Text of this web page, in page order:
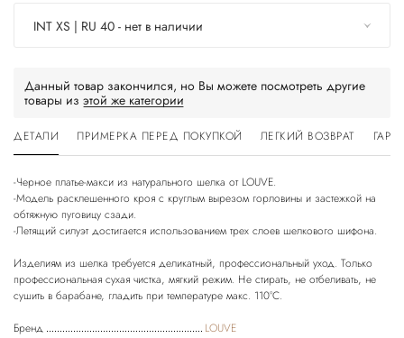
INT XS | RU 40 - нет в наличии
Данный товар закончился, но Вы можете посмотреть другие
товары из этой же категории
ДЕТАЛИ ПРИМЕРКА ПЕРЕД ПОКУПКОЙ ЛЕГКИЙ ВОЗВРАТ
-Черное платье-макси из натурального шелка от LOUVE.
-Модель расклешенного кроя с круглым вырезом горловины и застежкой на
обтяжную пуговицу сзади.
-Летящий силуэт достигается использованием трех слоев шелкового шифона.
Изделиям из шелка требуется деликатный, профессиональный уход. Только
профессиональная сухая чистка, мягкий режим. Не стирать, не отбеливать, не
Бренд
LOUVE